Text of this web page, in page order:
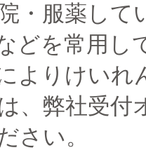
・服薬して
どを常用し
よりけいれ
、弊社受付
さい。